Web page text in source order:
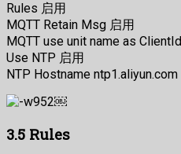
Rules 启用
MQTT Retain Msg 启用
MQTT use unit name as
Use NTP 启用
NTP Hostname ntp1.aliyun.com
￼
3.5 Rules